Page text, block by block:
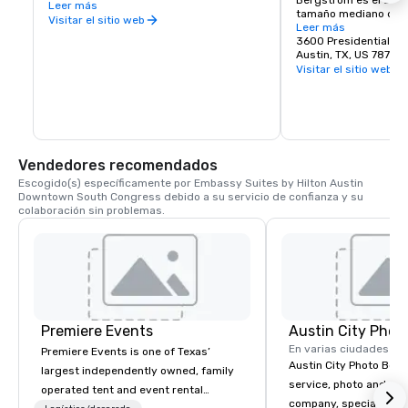
destino de día o de noche para tomar
cócteles, sentarse a cenar y estacionar
Leer más
Visitar el sitio web
tamaño mediano de
crecimiento en los
Austin-Bergstrom
económico en el
proporciona más de
Austin-Bergstrom,
Leer más
3600 Presidential
Austin, TX, US 78719
Visitar el sitio web
Vendedores recomendados
Escogido(s) específicamente por Embassy Suites by Hilton Austin
Downtown South Congress debido a su servicio de confianza y su
colaboración sin problemas.
Premiere Events
Premiere Events is one of Texas’
largest independently owned, family
operated tent and event rental
Austin City
En varias ciudades
Austin City Photo
service, photo and
company, specializing